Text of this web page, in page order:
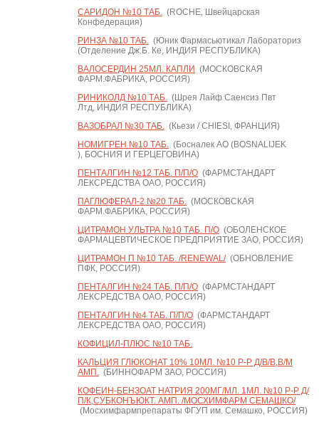
САРИДОН №10 ТАБ.(ROCHE, Швейцарская
Конфедерация)
РИНЗА №10 ТАБ.(Юник Фармасьютикал Лабораториз
(Отделение Дж.Б. Ке, ИНДИЯ РЕСПУБЛИКА)
ВАЛОСЕРДИН 25МЛ. КАПЛИ (МОСКОВСКАЯ
ФАРМ.ФАБРИКА, РОССИЯ)
РИНИКОЛД №10 ТАБ.(Шрея Лайф Саенсиз Пвт
Лтд, ИНДИЯ РЕСПУБЛИКА)
ВАЗОБРАЛ №30 ТАБ.(Кьези / CHIESI, ФРАНЦИЯ)
НОМИГРЕН №10 ТАБ.(Босналек АО (BOSNALIJEK
), БОСНИЯ И ГЕРЦЕГОВИНА)
ПЕНТАЛГИН №12 ТАБ. П/П/О(ФАРМСТАНДАРТ
ЛЕКСРЕДСТВА ОАО, РОССИЯ)
ПАГЛЮФЕРАЛ-2 №20 ТАБ.(МОСКОВСКАЯ
ФАРМ.ФАБРИКА, РОССИЯ)
ЦИТРАМОН УЛЬТРА №10 ТАБ. П/О(ОБОЛЕНСКОЕ
ФАРМАЦЕВТИЧЕСКОЕ ПРЕДПРИЯТИЕ ЗАО, РОССИЯ)
ЦИТРАМОН П №10 ТАБ. /RENEWAL/(ОБНОВЛЕНИЕ
ПФК, РОССИЯ)
ПЕНТАЛГИН №24 ТАБ. П/П/О(ФАРМСТАНДАРТ
ЛЕКСРЕДСТВА ОАО, РОССИЯ)
ПЕНТАЛГИН №4 ТАБ. П/П/О(ФАРМСТАНДАРТ
ЛЕКСРЕДСТВА ОАО, РОССИЯ)
КОФИЦИЛ-ПЛЮС №10 ТАБ.
КАЛЬЦИЯ ГЛЮКОНАТ 10% 10МЛ. №10 Р-Р Д/В/В,В/М
АМП.(БИННОФАРМ ЗАО, РОССИЯ)
КОФЕИН-БЕНЗОАТ НАТРИЯ 200МГ/МЛ. 1МЛ. №10 Р-Р Д/
П/К,СУБКОНЪЮКТ. АМП. /МОСХИМФАРМ СЕМАШКО/
(Мосхимфармпрепараты ФГУП им. Семашко, РОССИЯ)